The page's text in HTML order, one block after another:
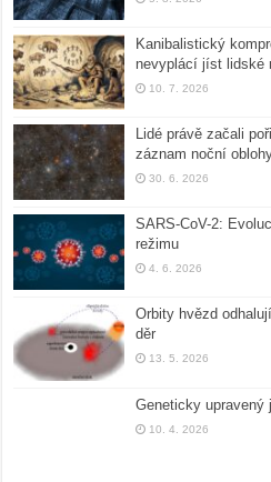
Kanibalistický
nevyplácí jíst lidské
10. 7. 2026
Lidé právě začali
záznam noční
30. 6. 2026
SARS-CoV-2:
režimu
4. 6. 2026
Orbity hvězd
děr
13. 5. 2026
Geneticky upravený
10. 4. 2026